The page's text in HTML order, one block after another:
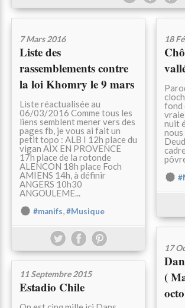
7 Mars 2016
Liste des
rassemblements contre
la loi Khomry le 9 mars
Liste réactualisée au
06/03/2016 Comme tous les
liens semblent mener vers des
pages fb, je vous ai fait un
petit topo : ALB I 12h place du
vigan AIX EN PROVENCE
17h place de la rotonde
ALENCON 18h place Foch
AMIENS 14h, à définir
ANGERS 10h30
ANGOULEME...
#manifs,#Musique
18
fond
nuit
nous
17
(
11 Septembre 2015
Estadio Chile